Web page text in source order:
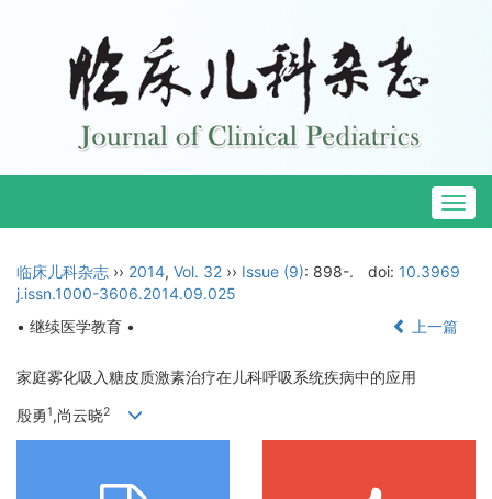
临床儿科杂志 ›› 2014, Vol. 32 ›› Issue (9): 898-. doi: 10.3969
j.issn.1000-3606.2014.09.025
• 继续医学教育 •
上一篇
家庭雾化吸入糖皮质激素治疗在儿科呼吸系统疾病中的应用
殷勇1,尚云晓2